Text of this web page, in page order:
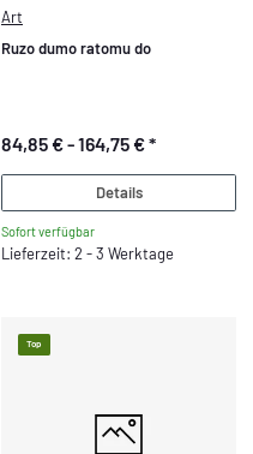
Art
Ruzo dumo ratomu do
84,85 € -164,75 €*
Details
Sofort verfügbar
Lieferzeit: 2 - 3 Werktage
Top